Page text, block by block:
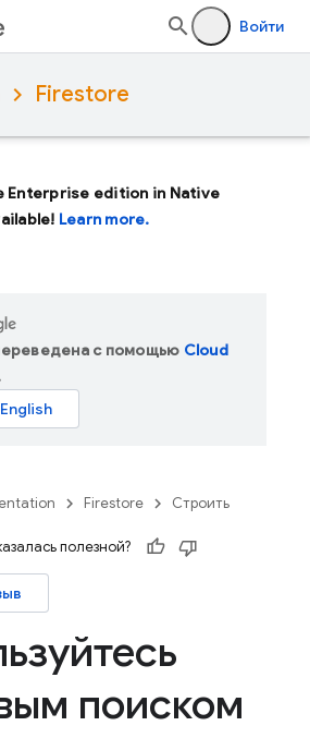
Войти
Firestore
Enterprise edition in Native
Learn more.
с помощью Cloud
Firestore Строить
полезной?
поиском